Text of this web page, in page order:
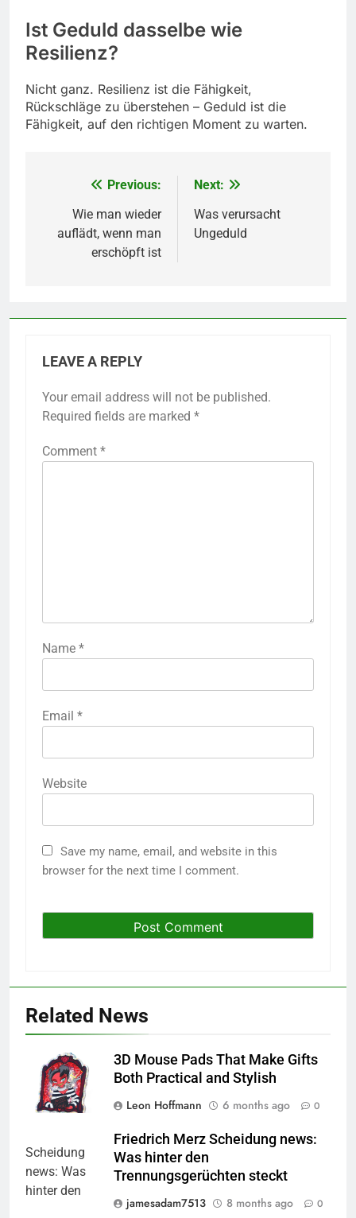
Ist Geduld dasselbe wie
Resilienz?
Nicht ganz. Resilienz ist die Fähigkeit,
Rückschläge zu überstehen – Geduld ist die
Fähigkeit, auf den richtigen Moment zu warten.
navigation
Previous:
Wie man wieder
auflädt, wenn man
erschöpft ist
Next:
Was verursacht
Ungeduld
LEAVE A REPLY
Your email address will not be published.
Required fields are marked *
Comment *
Name *
Email *
Website
Save my name, email, and website in this
browser for the next time I comment.
Related News
3D Mouse Pads That Make Gifts
Both Practical and Stylish
Leon Hoffmann
6 months ago 0
Friedrich Merz Scheidung news:
Was hinter den
Trennungsgerüchten steckt
jamesadam7513
8 months ago 0